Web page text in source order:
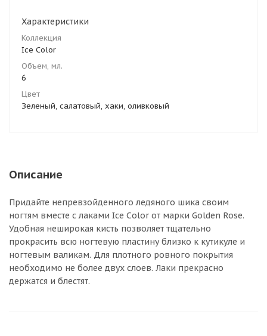
Характеристики
Коллекция
Ice Color
Объем, мл.
6
Цвет
Зеленый, салатовый, хаки, оливковый
Описание
Придайте непревзойденного ледяного шика своим
ногтям вместе с лаками Ice Color от марки Golden Rose.
Удобная неширокая кисть позволяет тщательно
прокрасить всю ногтевую пластину близко к кутикуле и
ногтевым валикам. Для плотного ровного покрытия
необходимо не более двух слоев. Лаки прекрасно
держатся и блестят.